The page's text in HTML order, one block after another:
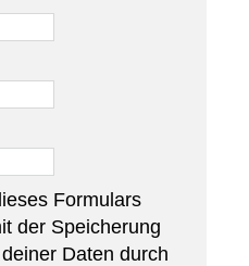
Formulars
der Speicherung
Daten durch